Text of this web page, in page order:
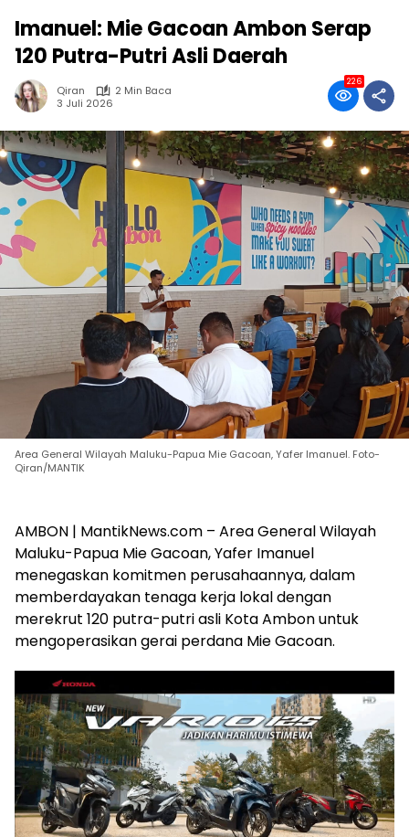
Imanuel: Mie Gacoan Ambon Serap
120 Putra-Putri Asli Daerah
Qiran
2 Min Baca
3 Juli 2026
226
Area General Wilayah Maluku-Papua Mie Gacoan, Yafer Imanuel. Foto-
Qiran/MANTIK
AMBON | MantikNews.com – Area General Wilayah
Maluku-Papua Mie Gacoan, Yafer Imanuel
menegaskan komitmen perusahaannya, dalam
memberdayakan tenaga kerja lokal dengan
merekrut 120 putra-putri asli Kota Ambon untuk
mengoperasikan gerai perdana Mie Gacoan.